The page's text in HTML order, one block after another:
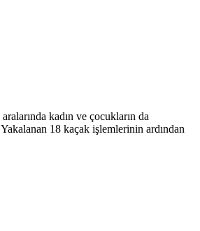
kadın ve çocukların da
18 kaçak işlemlerinin ardından